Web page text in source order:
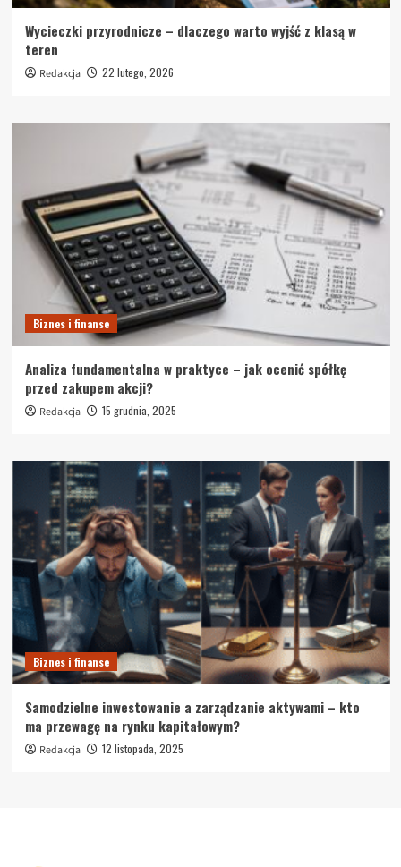
Wycieczki przyrodnicze – dlaczego warto wyjść z klasą w
teren
Redakcja 22 lutego, 2026
Biznes i finanse
Analiza fundamentalna w praktyce – jak ocenić spółkę
przed zakupem akcji?
Redakcja 15 grudnia, 2025
Biznes i finanse
Samodzielne inwestowanie a zarządzanie aktywami – kto
ma przewagę na rynku kapitałowym?
Redakcja 12 listopada, 2025